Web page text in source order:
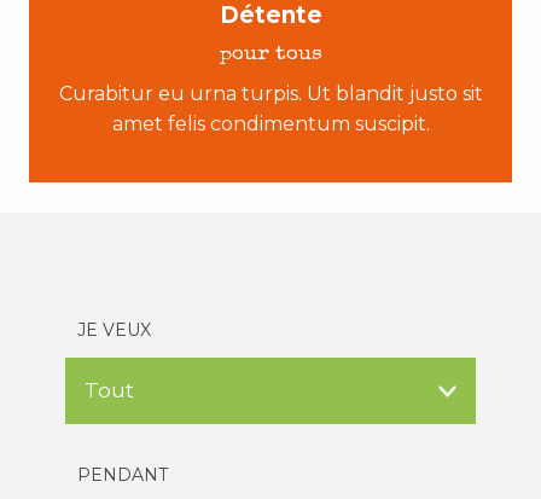
Détente
pour tous
Curabitur eu urna turpis. Ut blandit justo sit
amet felis condimentum suscipit.
JE VEUX
PENDANT